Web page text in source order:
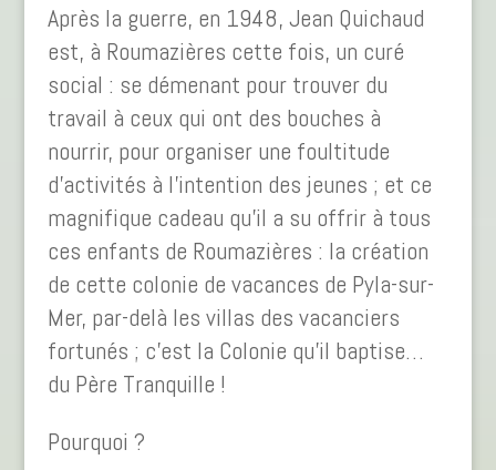
Après la guerre, en 1948, Jean Quichaud
est, à Roumazières cette fois, un curé
social : se démenant pour trouver du
travail à ceux qui ont des bouches à
nourrir, pour organiser une foultitude
d’activités à l’intention des jeunes ; et ce
magnifique cadeau qu’il a su offrir à tous
ces enfants de Roumazières : la création
de cette colonie de vacances de Pyla-sur-
Mer, par-delà les villas des vacanciers
fortunés ; c’est la Colonie qu’il baptise…
du Père Tranquille !
Pourquoi ?